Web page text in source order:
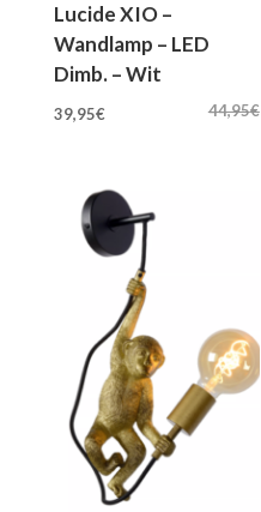
Lucide XIO –
Wandlamp – LED
Dimb. – Wit
44,95€
Oorspronkelijke
44,95€.
39,95€Huidige
39,95€.